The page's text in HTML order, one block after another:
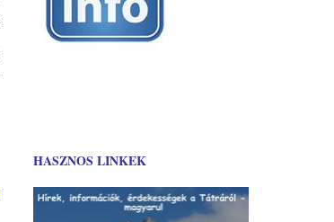
HASZNOS LINKEK